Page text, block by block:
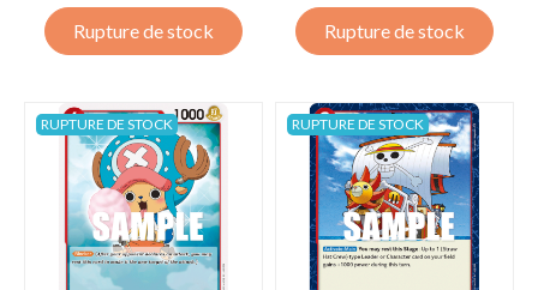
Rupture de stock Rupture de stock
RUPTURE DE STOCK RUPTURE DE STOCK